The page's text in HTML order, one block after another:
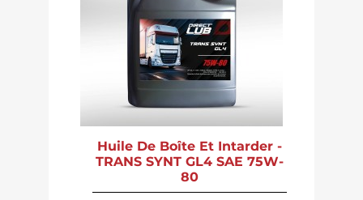
Huile De Boîte Et Intarder -
TRANS SYNT GL4 SAE 75W-
80